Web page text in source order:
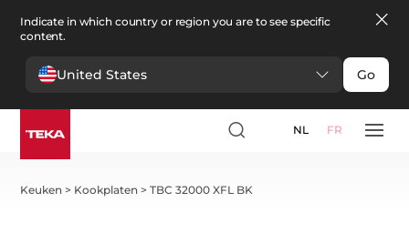
Indicate in which country or region you are to see specific
content.
United States Go
NL FR
Keuken > Kookplaten >TBC 32000 XFL BK